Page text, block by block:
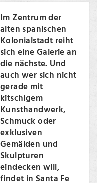
Im Zentrum der
alten spanischen
Kolonialstadt reiht
sich eine Galerie an
die nächste. Und
auch wer sich nicht
gerade mit
kitschigem
Kunsthandwerk,
Schmuck oder
exklusiven
Gemälden und
Skulpturen
eindecken will,
findet in Santa Fe